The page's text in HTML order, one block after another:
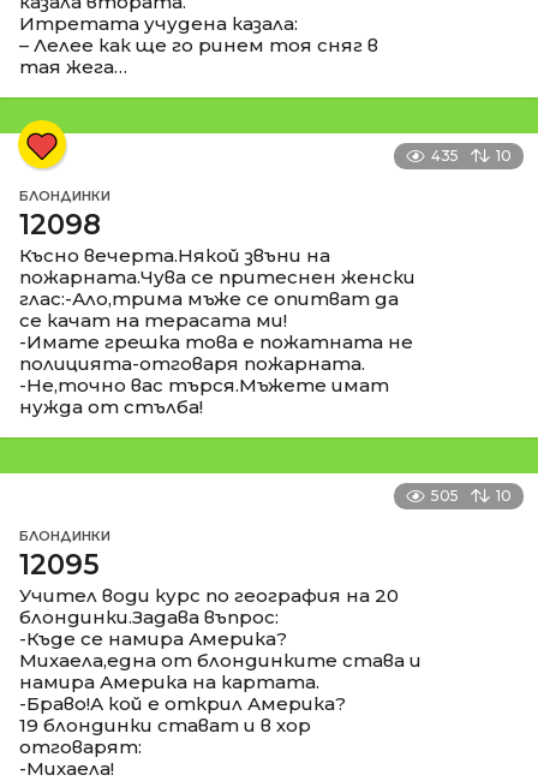
Итретата учудена казала:
– Лелее как ще го ринем тоя сняг в
тая жега…
435 10
БЛОНДИНКИ
12098
Късно вечерта.Някой звъни на
пожарната.Чува се притеснен женски
глас:-Ало,трима мъже се опитват да
се качат на терасата ми!
-Имате грешка това е пожатната не
полицията-отговаря пожарната.
-Не,точно вас търся.Мъжете имат
нужда от стълба!
505 10
БЛОНДИНКИ
12095
Учител води курс по география на 20
блондинки.Задава въпрос:
-Къде се намира Америка?
Михаела,една от блондинките става и
намира Америка на картата.
-Браво!А кой е открил Америка?
19 блондинки стават и в хор
отговарят:
-Михаела!